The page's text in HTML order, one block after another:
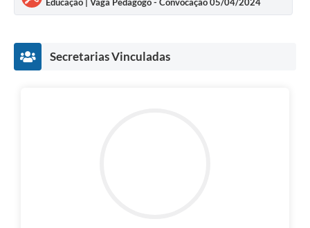
Secretarias Vinculadas